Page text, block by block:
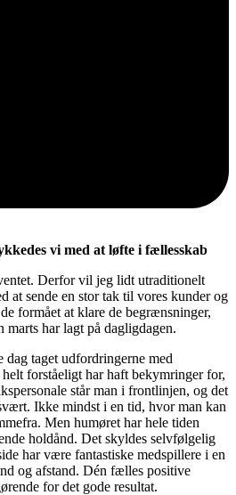
vi med at løfte i fællesskab
Derfor vil jeg lidt utraditionelt
at sende en stor tak til vores kunder og
formået at klare de begrænsninger,
marts har lagt på dagligdagen.
dag taget udfordringerne med
forståeligt har haft bekymringer for,
står man i frontlinjen, og det
Ikke mindst i en tid, hvor man kan
Men humøret har hele tiden
holdånd. Det skyldes selvfølgelig
har være fantastiske medspillere i en
og afstand. Dén fælles positive
for det gode resultat.